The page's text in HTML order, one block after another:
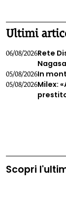
Ultimi
06/08/2026Rete
05/08/2026In
05/08/2026Milex:
Scopri